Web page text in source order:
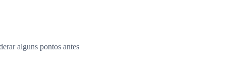
alguns pontos antes